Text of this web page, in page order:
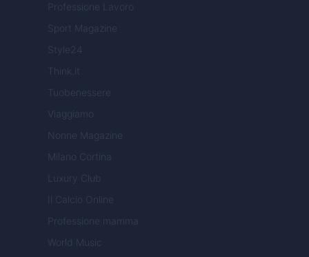
Professione Lavoro
Sport Magazine
Style24
Think.it
Tuobenessere
Viaggiamo
Nonne Magazine
Milano Cortina
Luxury Club
Il Calcio Online
Professione mamma
World Music